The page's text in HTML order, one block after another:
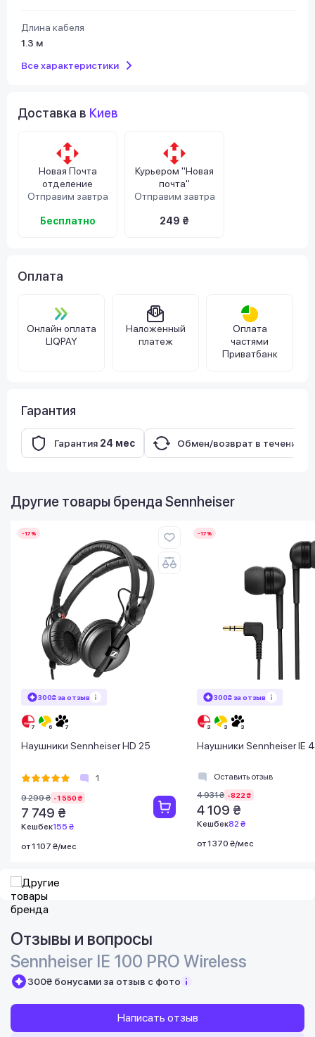
Длина кабеля
1.3 м
Все характеристики
Доставка в Киев
Новая Почта
отделение
Отправим завтра
Бесплатно
Курьером "Новая
почта"
Отправим завтра
249 ₴
Оплата
Онлайн оплата
LIQPAY
Наложенный
платеж
Оплата
частями
Приватбанк
Гарантия
Гарантия 24 мес Обмен/возврат в течение
Другие товары бренда Sennheiser
-17%
300₴ за отзыв
Наушники Sennheiser HD 25
1
9 299 ₴ -1 550 ₴
7 749 ₴
Кешбек155 ₴
от 1 107 ₴/мес
-17%
300₴ за отзыв
Наушники Sennheiser IE 4
Оставить отзыв
4 931 ₴ -822 ₴
4 109 ₴
Кешбек82 ₴
от 1 370 ₴/мес
Отзывы и вопросы
Sennheiser IE 100 PRO Wireless
300₴ бонусами за отзыв с фото
Написать отзыв